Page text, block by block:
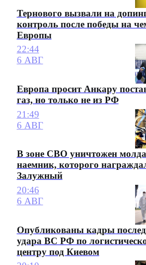
Тернового вызвали на
контроль после победы на
Европы
22:44
6 АВГ
Европа просит Анкару
газ, но только не из РФ
21:49
6 АВГ
В зоне СВО уничтожен
наемник, которого
Залужный
20:46
6 АВГ
Опубликованы кадры
удара ВС РФ по
центру под Киевом